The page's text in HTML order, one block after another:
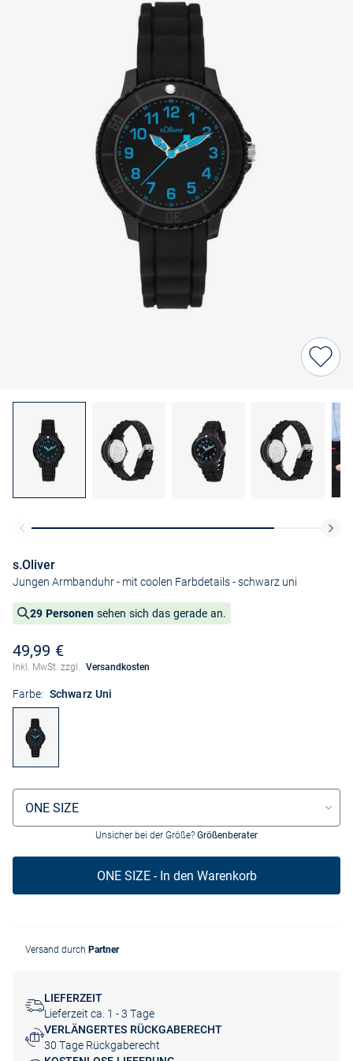
s.Oliver
Jungen Armbanduhr - mit coolen Farbdetails- schwarz uni
29 Personen sehen sich das gerade an.
49,99 €
Inkl. MwSt. zzgl. Versandkosten
Farbe: Schwarz Uni
Größenauswahl
ONE SIZE
Unsicher bei der Größe? Größenberater
ONE SIZE - In den Warenkorb
Versand durch Partner
LIEFERZEIT
Lieferzeit ca. 1 - 3 Tage
VERLÄNGERTES RÜCKGABERECHT
30 Tage Rückgaberecht